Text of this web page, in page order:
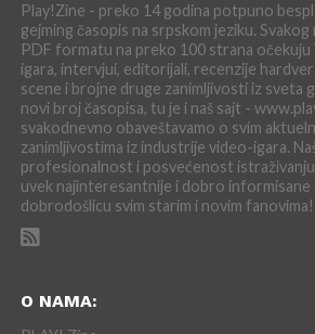
Play!Zine - preko 14 godina potpuno
gejming časopis na srpskom jeziku.
PDF formatu na preko 100 strana očekuju
igara, intervjui, editorijali, recenzije
scene i brojne druge zanimljivosti iz sveta
novi broj časopisa, tu je i naš sajt -
svakodnevno obaveštavamo o svim
zanimljivostima iz industrije video-igara.
profesionalnost i posvećenost
uvek najinteresantnije i dobro informisane
dobrodošlicu svim starim i novim fanovima!
O NAMA: